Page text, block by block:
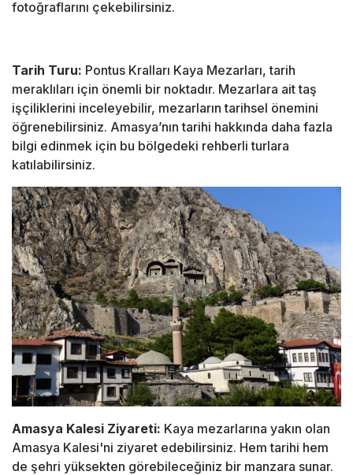
fotoğraflarını çekebilirsiniz.
Tarih Turu: Pontus Kralları Kaya Mezarları, tarih
meraklıları için önemli bir noktadır. Mezarlara ait taş
işçiliklerini inceleyebilir, mezarların tarihsel önemini
öğrenebilirsiniz. Amasya’nın tarihi hakkında daha fazla
bilgi edinmek için bu bölgedeki rehberli turlara
katılabilirsiniz.
Amasya Kalesi Ziyareti: Kaya mezarlarına yakın olan
Amasya Kalesi'ni ziyaret edebilirsiniz. Hem tarihi hem
de şehri yüksekten görebileceğiniz bir manzara sunar.